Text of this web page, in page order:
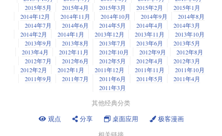
2015年5月
2015年4月 2015年3月 2015年2月
2015年1月
2014年12月
2014年11月 2014年10月 2014年9月
2014年8月
2014年7月
2014年6月 2014年5月 2014年4月
2014年3月
2014年2月
2014年1月 2013年12月 2013年11月
2013年10月
2013年9月
2013年8月 2013年7月 2013年6月
2013年5月
2013年4月
2012年11月 2012年10月 2012年9月
2012年8月
2012年7月
2012年6月 2012年5月 2012年4月
2012年3月
2012年2月
2012年1月 2011年12月 2011年11月
2011年10月
2011年9月
2011年7月 2011年6月 2011年5月
2011年4月
2011年3月
其他经典分类
观点
分享 桌面应用
极客漫画